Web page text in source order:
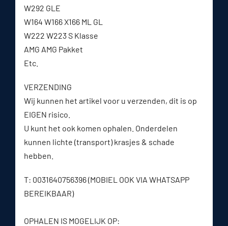
W292 GLE
W164 W166 X166 ML GL
W222 W223 S Klasse
AMG AMG Pakket
Etc.
VERZENDING
Wij kunnen het artikel voor u verzenden, dit is op
EIGEN risico.
U kunt het ook komen ophalen. Onderdelen
kunnen lichte (transport) krasjes & schade
hebben.
T: 0031640756396 (MOBIEL OOK VIA WHATSAPP
BEREIKBAAR)
OPHALEN IS MOGELIJK OP: